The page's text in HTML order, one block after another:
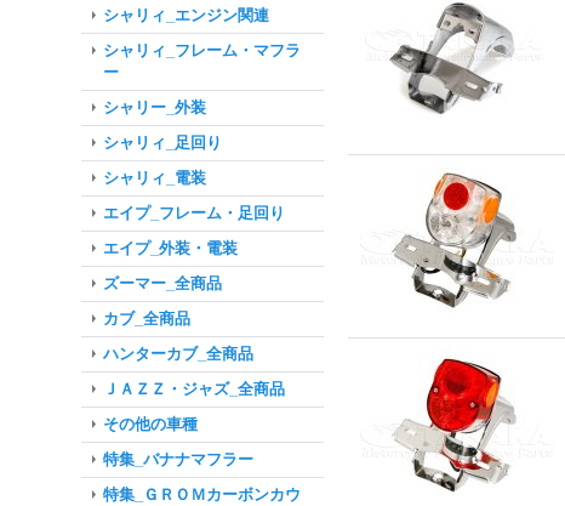
シャリィ_エンジン関連
シャリィ_フレーム・マフラ
ー
シャリー_外装
シャリィ_足回り
シャリィ_電装
エイプ_フレーム・足回り
エイプ_外装・電装
ズーマー_全商品
カブ_全商品
ハンターカブ_全商品
ＪＡＺＺ・ジャズ_全商品
その他の車種
特集_バナナマフラー
特集_ＧＲＯＭカーボンカウ